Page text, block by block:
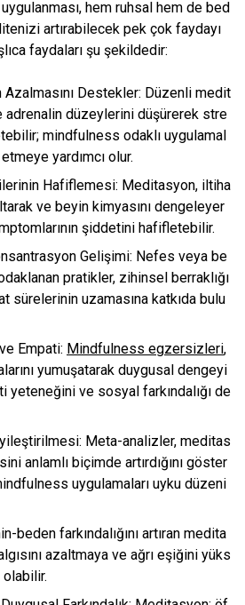
hem ruhsal hem de bed
artırabilecek pek çok faydayı
faydaları şu şekildedir:
Azalmasını Destekler: Düzenli medit
adrenalin düzeylerini düşürerek stre
mindfulness odaklı uygulamal
yardımcı olur.
Hafiflemesi: Meditasyon, iltiha
ve beyin kimyasını dengeleyer
şiddetini hafifletebilir.
Gelişimi: Nefes veya be
pratikler, zihinsel berraklığı
sürelerinin uzamasına katkıda bulu
Empati: Mindfulness egzersizleri,
yumuşatarak duygusal dengeyi
yeteneğini ve sosyal farkındalığı de
Meta-analizler, meditas
anlamlı biçimde artırdığını göster
uygulamaları uyku düzeni
beden farkındalığını artıran medita
azaltmaya ve ağrı eşiğini yüks
olabilir.